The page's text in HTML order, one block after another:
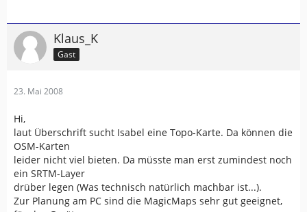
Klaus_K
Gast
23. Mai 2008
Hi,
laut Überschrift sucht Isabel eine Topo-Karte. Da können die
OSM-Karten
leider nicht viel bieten. Da müsste man erst zumindest noch
ein SRTM-Layer
drüber legen (Was technisch natürlich machbar ist...).
Zur Planung am PC sind die MagicMaps sehr gut geeignet,